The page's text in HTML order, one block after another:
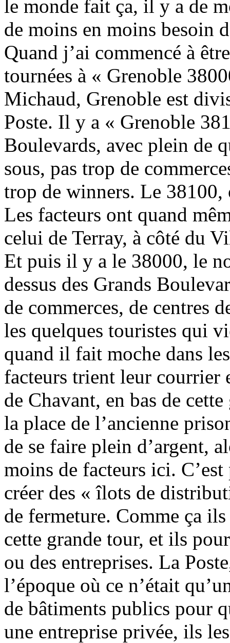
le monde fait ça, il y a de
de moins en moins besoin
Quand j’ai commencé à
tournées à « Grenoble
Michaud, Grenoble est
Poste. Il y a « Grenoble
Boulevards, avec plein de
sous, pas trop de
trop de winners. Le 38100,
Les facteurs ont quand
celui de Terray, à côté du
Et puis il y a le 38000, le
dessus des Grands
de commerces, de centres
les quelques touristes qui
quand il fait moche dans
facteurs trient leur courrier
de Chavant, en bas de
la place de l’ancienne
de se faire plein d’argent,
moins de facteurs ici.
créer des « îlots de
de fermeture. Comme ça
cette grande tour, et ils
ou des entreprises. La
l’époque où ce n’était
de bâtiments publics pour
une entreprise privée, ils